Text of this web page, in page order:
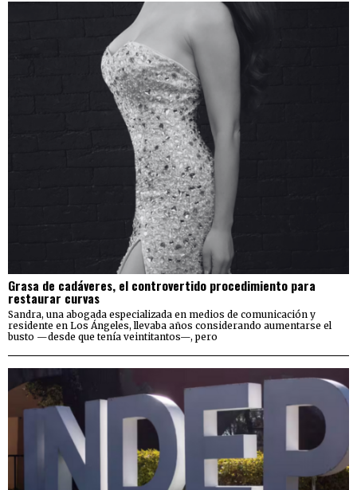
Grasa de cadáveres, el controvertido procedimiento para
restaurar curvas
Sandra, una abogada especializada en medios de comunicación y
residente en Los Ángeles, llevaba años considerando aumentarse el
busto —desde que tenía veintitantos—, pero